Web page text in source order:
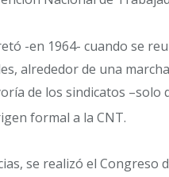
-en 1964- cuando se
alrededor de una
de los sindicatos –solo
formal a la CNT.
se realizó el Congreso